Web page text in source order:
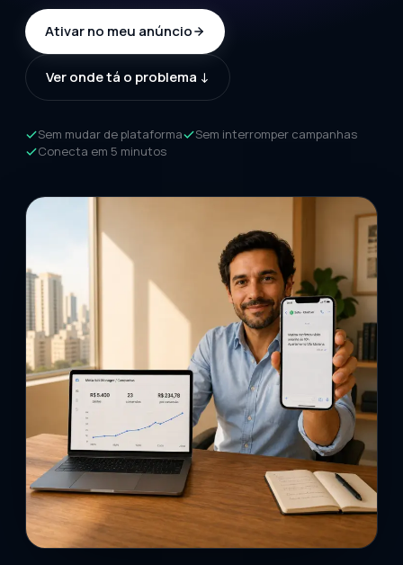
Ativar no meu anúncio
Ver onde tá o problema ↓
Sem mudar de plataforma
Sem interromper campanhas
Conecta em 5 minutos